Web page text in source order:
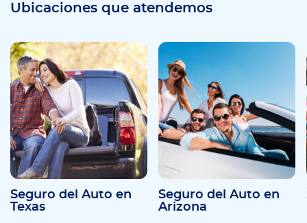
Ubicaciones que atendemos
Seguro del Auto en
Texas
Seguro del Auto en
Arizona